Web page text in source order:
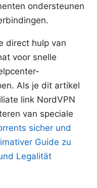
ondersteunen
direct hulp van
voor snelle
Als je dit artikel
link NordVPN
van speciale
sicher und
Guide zu
Legalität